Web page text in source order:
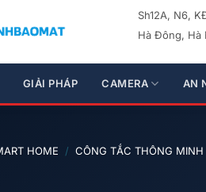
Sh12A, N6,
Hà Đông, Hà
GIẢI PHÁP CAMERA AN
HOME / CÔNG TẮC THÔNG MINH